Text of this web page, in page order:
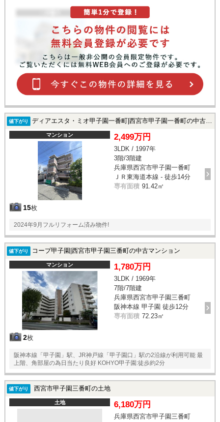
値下がり ディアエスタ・ミオ甲子園一番町|西宮市甲子園一番町の中古マンション
マンション
15枚
2,499万円
3LDK / 1997年
3階/3階建
兵庫県西宮市甲子園一番町
ＪＲ東海道本線 - 徒歩14分
専有面積 91.42㎡
2024年9月フルリフォーム済み物件!
値下がり コープ甲子園|西宮市甲子園三番町の中古マンション
マンション
2枚
1,780万円
3LDK / 1969年
7階/7階建
兵庫県西宮市甲子園三番町
阪神本線 甲子園 徒歩12分
専有面積 72.23㎡
阪神本線「甲子園」駅、JR神戸線「甲子園口」駅の2沿線が利用可能 最
上階、角部屋の為日当たり良好 KOHYO甲子園:徒歩約2分
値下がり 西宮市甲子園三番町の土地
土地 6,180万円
兵庫県西宮市甲子園三番町